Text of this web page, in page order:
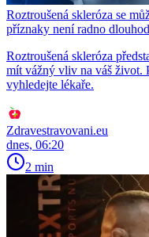
Roztroušená skleróza se
příznaky není radno
Roztroušená skleróza
mít vážný vliv na váš život.
vyhledejte lékaře.
Zdravestravovani.eu
dnes, 06:20
2 min